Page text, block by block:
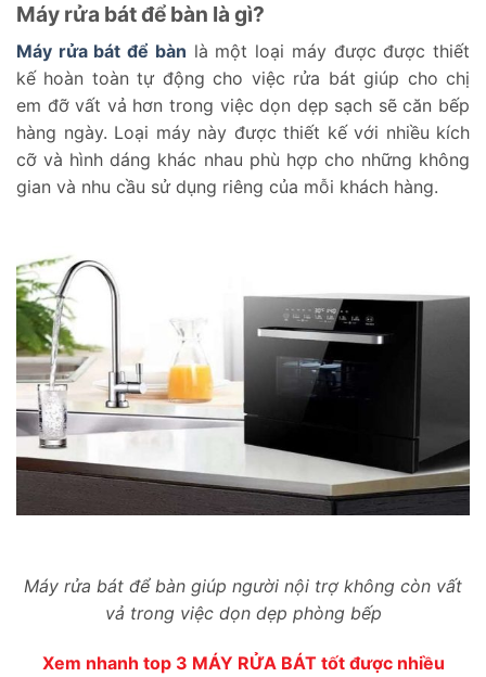
Máy rửa bát để bàn là gì?
Máy rửa bát để bàn là một loại máy được được thiết
kế hoàn toàn tự động cho việc rửa bát giúp cho chị
em đỡ vất vả hơn trong việc dọn dẹp sạch sẽ căn bếp
hàng ngày. Loại máy này được thiết kế với nhiều kích
cỡ và hình dáng khác nhau phù hợp cho những không
gian và nhu cầu sử dụng riêng của mỗi khách hàng.
Máy rửa bát để bàn giúp người nội trợ không còn vất
vả trong việc dọn dẹp phòng bếp
Xem nhanh top 3 MÁY RỬA BÁT tốt được nhiều